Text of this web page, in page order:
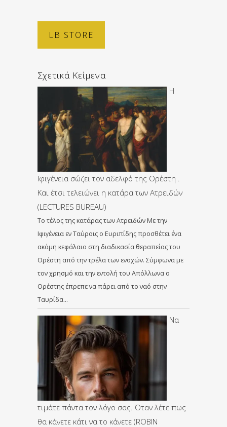
LB STORE
Σχετικά Κείμενα
Η
Ιφιγένεια σώζει τον αδελφό της Ορέστη .
Kαι έτσι τελειώνει η κατάρα των Ατρειδών
(LECTURES BUREAU)
Το τέλος της κατάρας των Ατρειδών Με την
Ιφιγένεια εν Ταύροις ο Ευριπίδης προσθέτει ένα
ακόμη κεφάλαιο στη διαδικασία θεραπείας του
Ορέστη από την τρέλα των ενοχών. Σύμφωνα με
τον χρησμό και την εντολή του Απόλλωνα ο
Ορέστης έπρεπε να πάρει από το ναό στην
Ταυρίδα…
Να
τιμάτε πάντα τον λόγο σας. Όταν λέτε πως
θα κάνετε κάτι να το κάνετε (ROBIN